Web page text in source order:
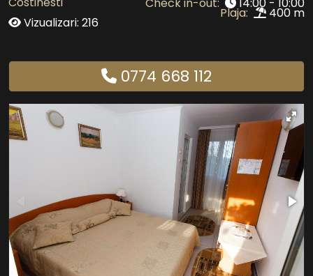
Vizualizari: 216
Plaja: 400 m
0774 668 112